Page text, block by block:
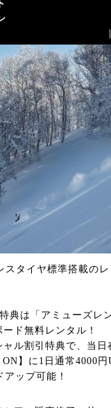
スタイヤ標準搭載の
典は「アミューズレ
ド無料レンタル！
ャル割引特典で、当日
】に1日通常4000円
ップ可能！